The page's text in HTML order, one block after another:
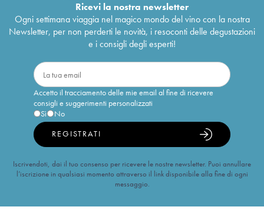
Ricevi la nostra newsletter
Ogni settimana viaggia nel magico mondo del vino con la nostra
Newsletter, per non perderti le novità, i resoconti delle degustazioni
e i consigli degli esperti!
Accetto il tracciamento delle mie email al fine di ricevere
consigli e suggerimenti personalizzati
Sì
No
REGISTRATI
Iscrivendoti, dai il tuo consenso per ricevere le nostre newsletter. Puoi annullare
l’iscrizione in qualsiasi momento attraverso il link disponibile alla fine di ogni
messaggio.